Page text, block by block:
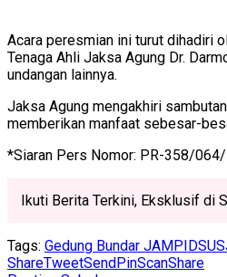
Acara peresmian ini turut dihadiri
Tenaga Ahli Jaksa Agung Dr.
undangan lainnya.
Jaksa Agung mengakhiri
memberikan manfaat sebesar-
*Siaran Pers Nomor: PR-358/
Ikuti Berita Terkini, Eksklusif di
Tags: Gedung Bundar JAMPIDSUS
ShareTweetSend PinScanShare